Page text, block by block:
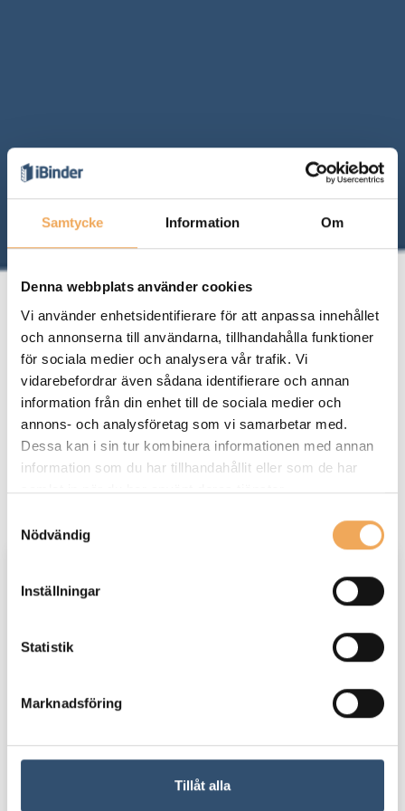
Samtycke Information Om
Denna webbplats använder cookies
Vi använder enhetsidentifierare för att anpassa innehållet
och annonserna till användarna, tillhandahålla funktioner
för sociala medier och analysera vår trafik. Vi
vidarebefordrar även sådana identifierare och annan
information från din enhet till de sociala medier och
annons- och analysföretag som vi samarbetar med.
Dessa kan i sin tur kombinera informationen med annan
information som du har tillhandahållit eller som de har
samlat in när du har använt deras tjänster.
Nödvändig
Inställningar
Statistik
Marknadsföring
Tillåt alla
Aktuellt iBinder Group